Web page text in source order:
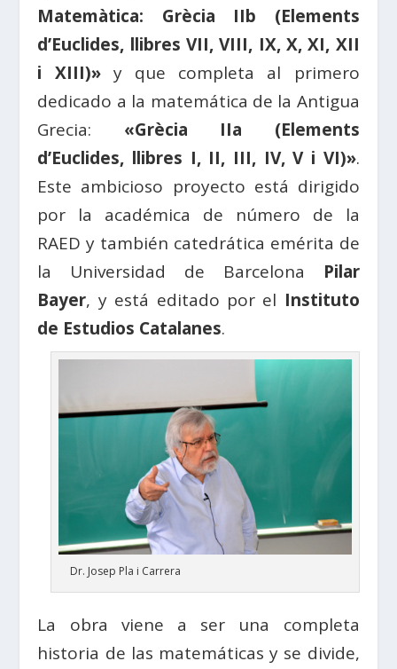
Matemàtica: Grècia IIb (Elements
d’Euclides, llibres VII, VIII, IX, X, XI, XII
i XIII)» y que completa al primero
dedicado a la matemática de la Antigua
Grecia: «Grècia IIa (Elements
d’Euclides, llibres I, II, III, IV, V i VI)».
Este ambicioso proyecto está dirigido
por la académica de número de la
RAED y también catedrática emérita de
la Universidad de Barcelona Pilar
Bayer, y está editado por el Instituto
de Estudios Catalanes.
Dr. Josep Pla i Carrera
La obra viene a ser una completa
historia de las matemáticas y se divide,